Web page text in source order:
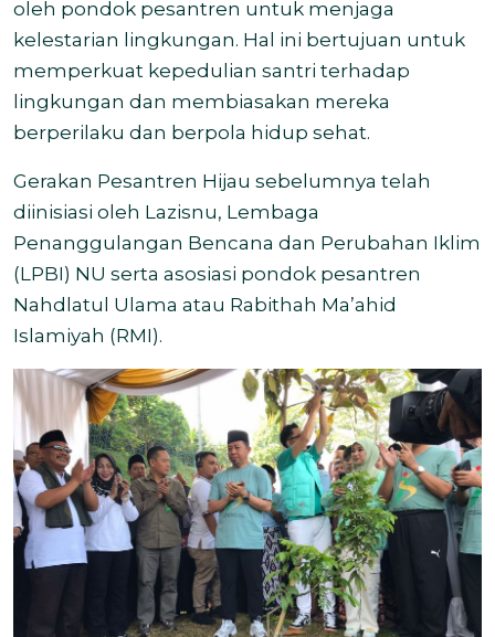
oleh pondok pesantren untuk menjaga
kelestarian lingkungan. Hal ini bertujuan untuk
memperkuat kepedulian santri terhadap
lingkungan dan membiasakan mereka
berperilaku dan berpola hidup sehat.
Gerakan Pesantren Hijau sebelumnya telah
diinisiasi oleh Lazisnu, Lembaga
Penanggulangan Bencana dan Perubahan Iklim
(LPBI) NU serta asosiasi pondok pesantren
Nahdlatul Ulama atau Rabithah Ma’ahid
Islamiyah (RMI).